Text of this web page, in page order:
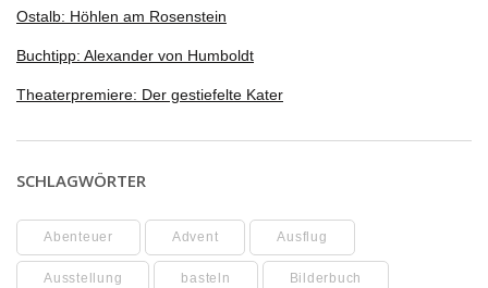
Ostalb: Höhlen am Rosenstein
Buchtipp: Alexander von Humboldt
Theaterpremiere: Der gestiefelte Kater
SCHLAGWÖRTER
Abenteuer Advent Ausflug
Ausstellung basteln Bilderbuch